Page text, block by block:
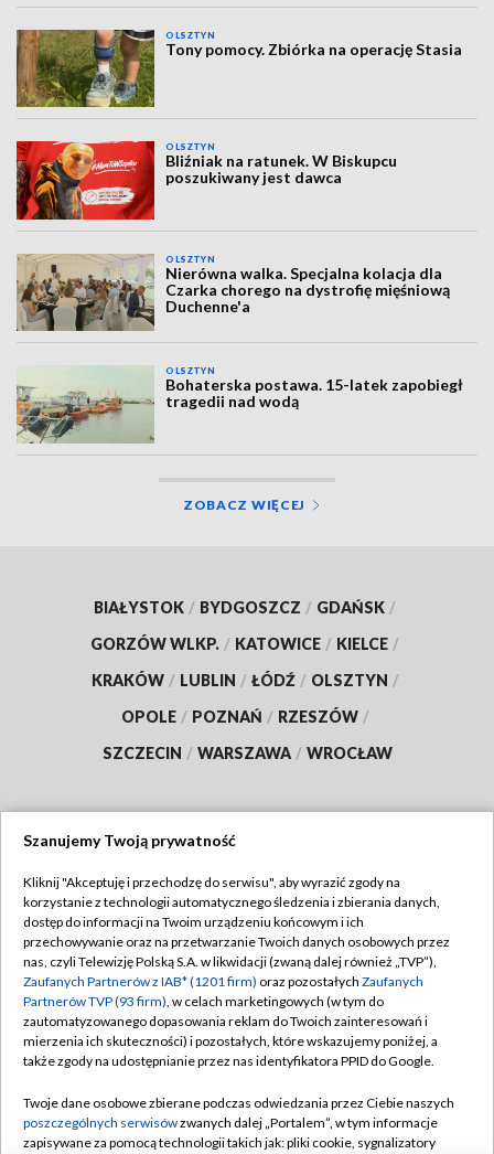
OLSZTYN
Tony pomocy. Zbiórka na operację Stasia
OLSZTYN
Bliźniak na ratunek. W Biskupcu
poszukiwany jest dawca
OLSZTYN
Nierówna walka. Specjalna kolacja dla
Czarka chorego na dystrofię mięśniową
Duchenne'a
OLSZTYN
Bohaterska postawa. 15-latek zapobiegł
tragedii nad wodą
ZOBACZ WIĘCEJ
BIAŁYSTOK / BYDGOSZCZ / GDAŃSK /
GORZÓW WLKP. / KATOWICE / KIELCE /
KRAKÓW / LUBLIN / ŁÓDŹ / OLSZTYN /
OPOLE / POZNAŃ / RZESZÓW /
SZCZECIN / WARSZAWA / WROCŁAW
TVP
Abonament TVP
Emisja w TVP
Centrum informacji TVP
Naziemna Telewizja Cyfrowa
Rada Programowa
Regulamin TVP
Polityka prywatności
Moje zgody
Pomoc
Kontakt
Szanujemy Twoją prywatność
Kliknij "Akceptuję i przechodzę do serwisu", aby wyrazić zgody na
korzystanie z technologii automatycznego śledzenia i zbierania danych,
dostęp do informacji na Twoim urządzeniu końcowym i ich
przechowywanie oraz na przetwarzanie Twoich danych osobowych przez
nas, czyli Telewizję Polską S.A. w likwidacji (zwaną dalej również „TVP”),
Zaufanych Partnerów z IAB* (1201 firm) oraz pozostałych Zaufanych
Partnerów TVP (93 firm), w celach marketingowych (w tym do
zautomatyzowanego dopasowania reklam do Twoich zainteresowań i
mierzenia ich skuteczności) i pozostałych, które wskazujemy poniżej, a
także zgody na udostępnianie przez nas identyfikatora PPID do Google.
Twoje dane osobowe zbierane podczas odwiedzania przez Ciebie naszych
poszczególnych serwisówzwanych dalej „Portalem”, w tym informacje
zapisywane za pomocą technologii takich jak: pliki cookie, sygnalizatory